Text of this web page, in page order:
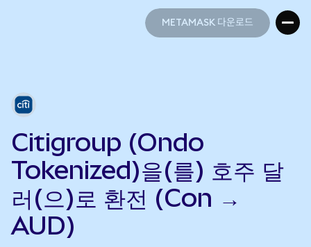
METAMASK 다운로드
Citigroup (Ondo
Tokenized)을(를) 호주 달
러(으)로 환전 (Con →
AUD)